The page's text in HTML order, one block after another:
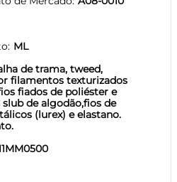
ML
de trama, tweed,
filamentos texturizados
fiados de poliéster e
de algodão,fios de
(lurex) e elastano.